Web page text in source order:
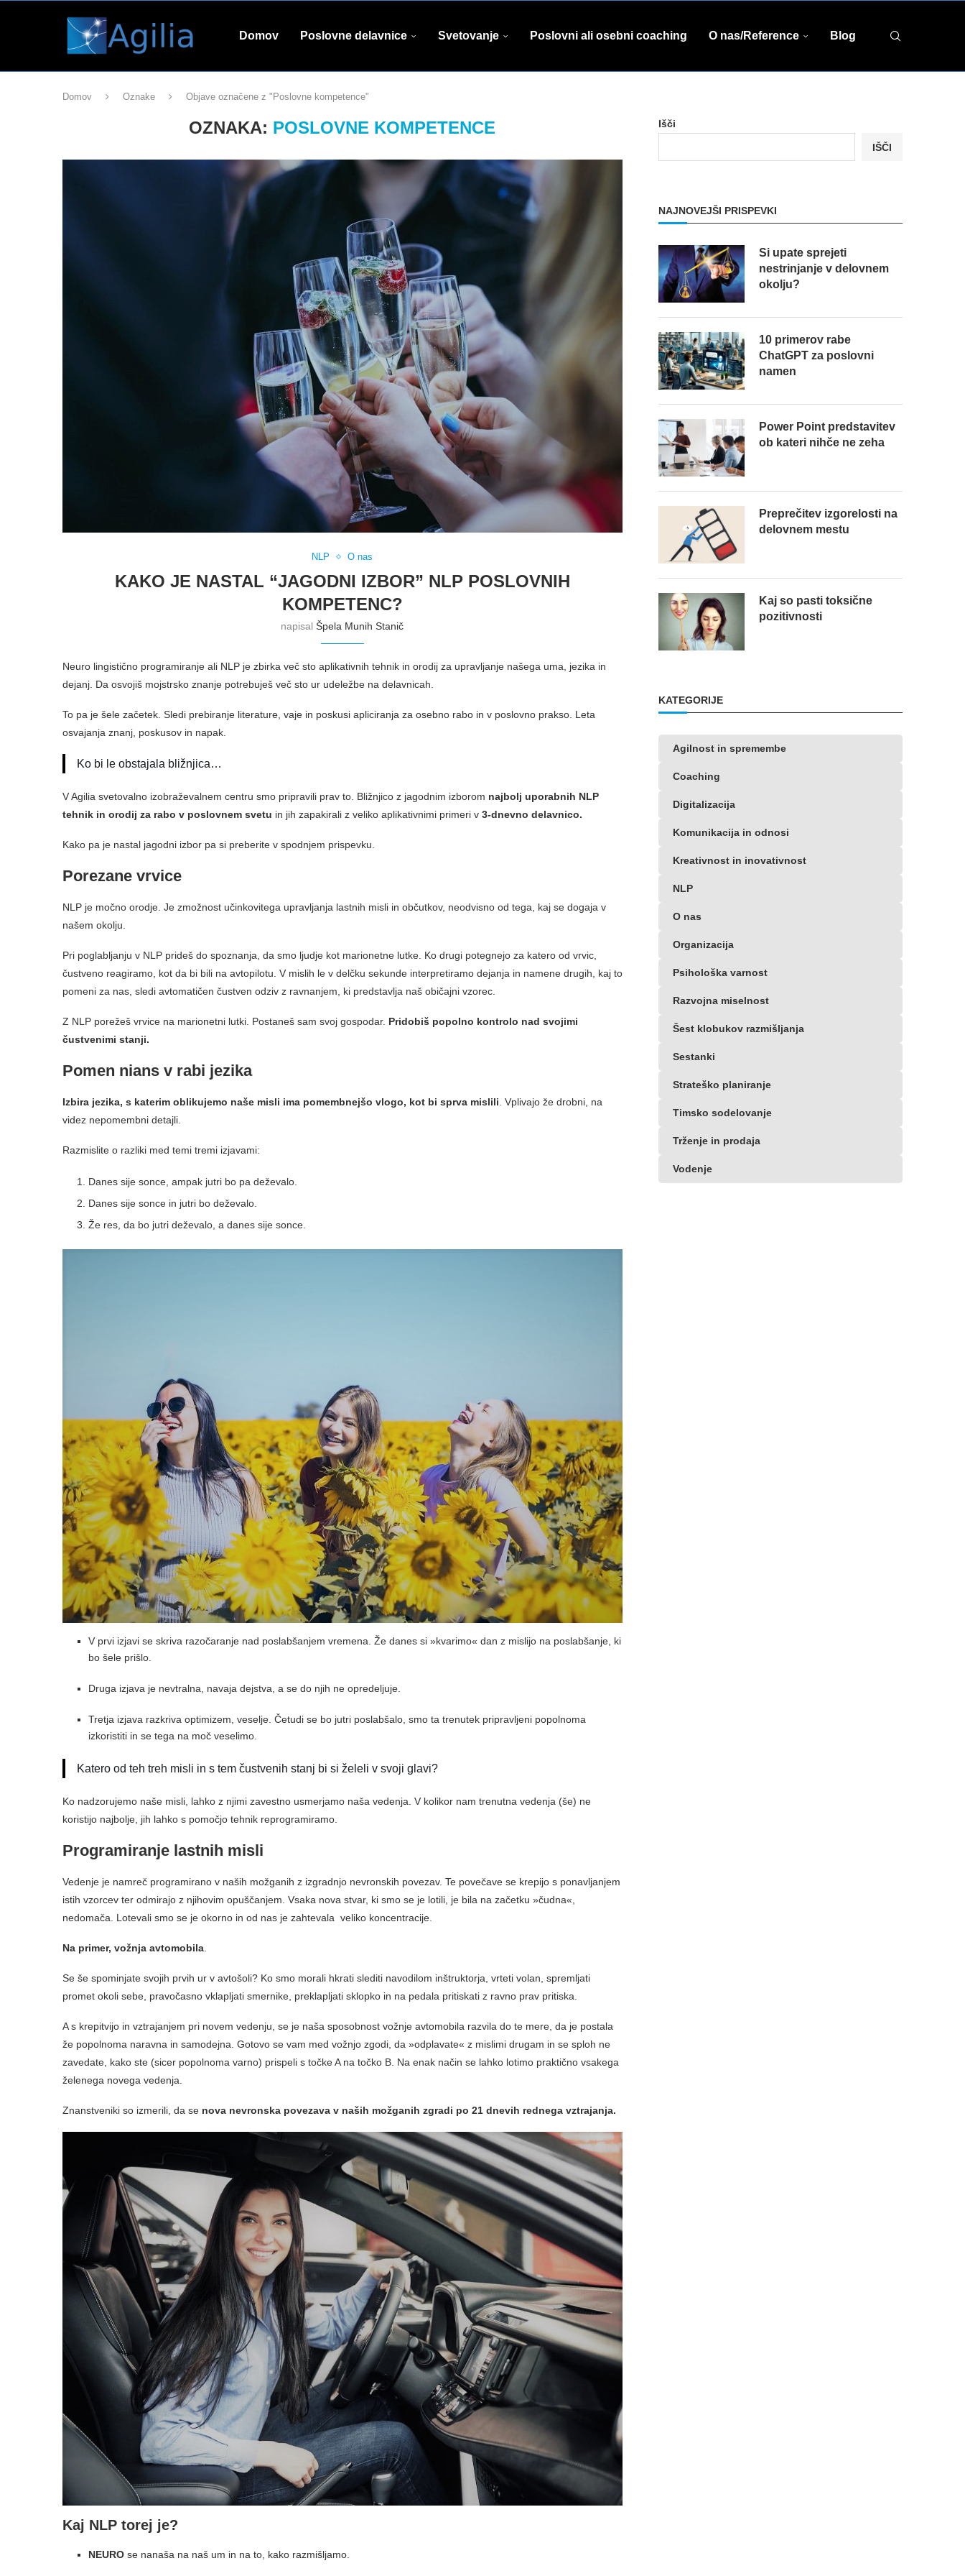
Domov Poslovne delavnice Svetovanje Poslovni ali osebni coaching O nas/Reference Blog
Domov Oznake Objave označene z "Poslovne kompetence"
OZNAKA: POSLOVNE KOMPETENCE
NLP O nas
KAKO JE NASTAL “JAGODNI IZBOR” NLP POSLOVNIH
KOMPETENC?
napisalŠpela Munih Stanič
Neuro lingistično programiranje ali NLP je zbirka več sto aplikativnih tehnik in orodij za upravljanje našega uma, jezika in
dejanj. Da osvojiš mojstrsko znanje potrebuješ več sto ur udeležbe na delavnicah.
To pa je šele začetek. Sledi prebiranje literature, vaje in poskusi apliciranja za osebno rabo in v poslovno prakso. Leta
osvajanja znanj, poskusov in napak.
Ko bi le obstajala bližnjica…
V Agilia svetovalno izobraževalnem centru smo pripravili prav to. Bližnjico z jagodnim izborom najbolj uporabnih NLP
tehnik in orodij za rabo v poslovnem svetu in jih zapakirali z veliko aplikativnimi primeri v 3-dnevno delavnico.
Kako pa je nastal jagodni izbor pa si preberite v spodnjem prispevku.
Porezane vrvice
NLP je močno orodje. Je zmožnost učinkovitega upravljanja lastnih misli in občutkov, neodvisno od tega, kaj se dogaja v
našem okolju.
Pri poglabljanju v NLP prideš do spoznanja, da smo ljudje kot marionetne lutke. Ko drugi potegnejo za katero od vrvic,
čustveno reagiramo, kot da bi bili na avtopilotu. V mislih le v delčku sekunde interpretiramo dejanja in namene drugih, kaj to
pomeni za nas, sledi avtomatičen čustven odziv z ravnanjem, ki predstavlja naš običajni vzorec.
Z NLP porežeš vrvice na marionetni lutki. Postaneš sam svoj gospodar. Pridobiš popolno kontrolo nad svojimi
čustvenimi stanji.
Pomen nians v rabi jezika
Izbira jezika, s katerim oblikujemo naše misli ima pomembnejšo vlogo, kot bi sprva mislili . Vplivajo že drobni, na
videz nepomembni detajli.
Razmislite o razliki med temi tremi izjavami:
Danes sije sonce, ampak jutri bo pa deževalo.
Danes sije sonce in jutri bo deževalo.
Že res, da bo jutri deževalo, a danes sije sonce.
V prvi izjavi se skriva razočaranje nad poslabšanjem vremena. Že danes si »kvarimo« dan z mislijo na poslabšanje, ki
bo šele prišlo.
Druga izjava je nevtralna, navaja dejstva, a se do njih ne opredeljuje.
Tretja izjava razkriva optimizem, veselje. Četudi se bo jutri poslabšalo, smo ta trenutek pripravljeni popolnoma
izkoristiti in se tega na moč veselimo.
Katero od teh treh misli in s tem čustvenih stanj bi si želeli v svoji glavi?
Ko nadzorujemo naše misli, lahko z njimi zavestno usmerjamo naša vedenja. V kolikor nam trenutna vedenja (še) ne
koristijo najbolje, jih lahko s pomočjo tehnik reprogramiramo.
Programiranje lastnih misli
Vedenje je namreč programirano v naših možganih z izgradnjo nevronskih povezav. Te povečave se krepijo s ponavljanjem
istih vzorcev ter odmirajo z njihovim opuščanjem. Vsaka nova stvar, ki smo se je lotili, je bila na začetku »čudna«,
nedomača. Lotevali smo se je okorno in od nas je zahtevala veliko koncentracije.
Na primer, vožnja avtomobila
Se še spominjate svojih prvih ur v avtošoli? Ko smo morali hkrati slediti navodilom inštruktorja, vrteti volan, spremljati
promet okoli sebe, pravočasno vklapljati smernike, preklapljati sklopko in na pedala pritiskati z ravno prav pritiska.
A s krepitvijo in vztrajanjem pri novem vedenju, se je naša sposobnost vožnje avtomobila razvila do te mere, da je postala
že popolnoma naravna in samodejna. Gotovo se vam med vožnjo zgodi, da »odplavate« z mislimi drugam in se sploh ne
zavedate, kako ste (sicer popolnoma varno) prispeli s točke A na točko B. Na enak način se lahko lotimo praktično vsakega
želenega novega vedenja.
Znanstveniki so izmerili, da se nova nevronska povezava v naših možganih zgradi po 21 dnevih rednega vztrajanja.
Kaj NLP torej je?
NEURO se nanaša na naš um in na to, kako razmišljamo.
Išči
IŠČI
NAJNOVEJŠI PRISPEVKI
Si upate sprejeti
nestrinjanje v delovnem
okolju?
10 primerov rabe
ChatGPT za poslovni
namen
Power Point predstavitev
ob kateri nihče ne zeha
Preprečitev izgorelosti na
delovnem mestu
Kaj so pasti toksične
pozitivnosti
KATEGORIJE
Agilnost in spremembe
Coaching
Digitalizacija
Komunikacija in odnosi
Kreativnost in inovativnost
NLP
O nas
Organizacija
Psihološka varnost
Razvojna miselnost
Šest klobukov razmišljanja
Sestanki
Strateško planiranje
Timsko sodelovanje
Trženje in prodaja
Vodenje